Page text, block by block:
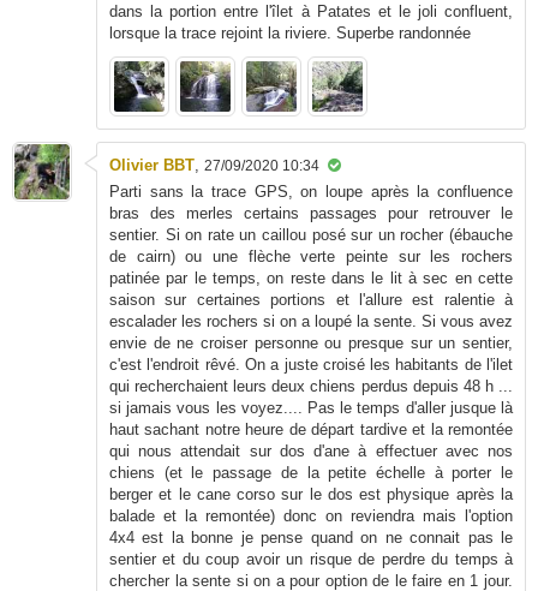
dans la portion entre l'îlet à Patates et le joli confluent,
lorsque la trace rejoint la riviere. Superbe randonnée
Olivier BBT 27/09/2020 10:34
Parti sans la trace GPS, on loupe après la confluence
bras des merles certains passages pour retrouver le
sentier. Si on rate un caillou posé sur un rocher (ébauche
de cairn) ou une flèche verte peinte sur les rochers
patinée par le temps, on reste dans le lit à sec en cette
saison sur certaines portions et l'allure est ralentie à
escalader les rochers si on a loupé la sente. Si vous avez
envie de ne croiser personne ou presque sur un sentier,
c'est l'endroit rêvé. On a juste croisé les habitants de l'ilet
qui recherchaient leurs deux chiens perdus depuis 48 h ...
si jamais vous les voyez.... Pas le temps d'aller jusque là
haut sachant notre heure de départ tardive et la remontée
qui nous attendait sur dos d'ane à effectuer avec nos
chiens (et le passage de la petite échelle à porter le
berger et le cane corso sur le dos est physique après la
balade et la remontée) donc on reviendra mais l'option
4x4 est la bonne je pense quand on ne connait pas le
sentier et du coup avoir un risque de perdre du temps à
chercher la sente si on a pour option de le faire en 1 jour.